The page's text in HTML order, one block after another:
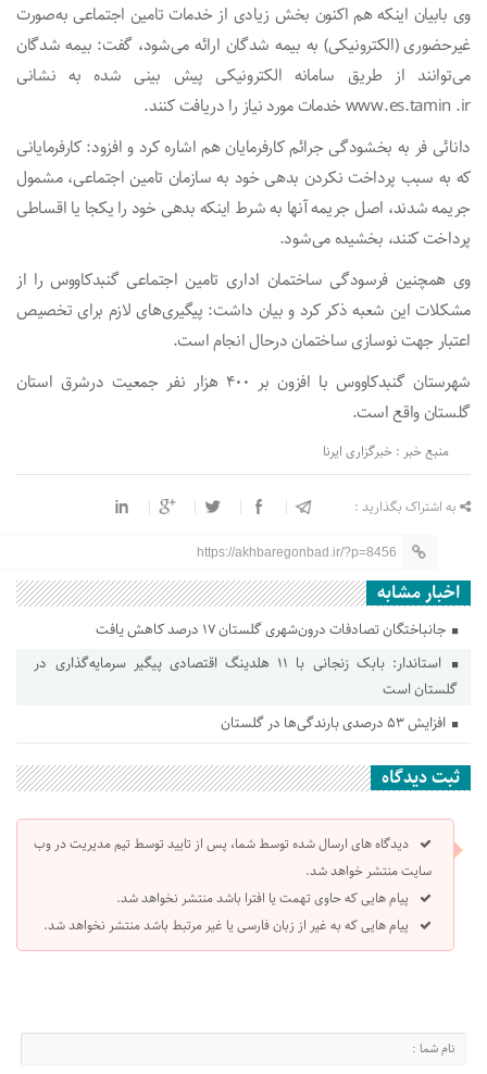
وی بابیان اینکه هم اکنون بخش زیادی از خدمات تامین اجتماعی به‌صورت
غیرحضوری (الکترونیکی) به بیمه شدگان ارائه می‌شود، گفت: بیمه شدگان
می‌توانند از طریق سامانه الکترونیکی پیش بینی شده به نشانی
www.es.tamin .ir خدمات مورد نیاز را دریافت کنند.
دانائی فر به بخشودگی جرائم کارفرمایان هم اشاره کرد و افزود: کارفرمایانی
که به سبب پرداخت نکردن بدهی خود به سازمان تامین اجتماعی، مشمول
جریمه شدند، اصل جریمه آنها به شرط اینکه بدهی خود را یکجا یا اقساطی
پرداخت کنند، بخشیده می‌شود.
وی همچنین فرسودگی ساختمان اداری تامین اجتماعی گنبدکاووس را از
مشکلات این شعبه ذکر کرد و بیان داشت: پیگیری‌های لازم برای تخصیص
اعتبار جهت نوسازی ساختمان درحال انجام است.
شهرستان گنبدکاووس با افزون بر ۴۰۰ هزار نفر جمعیت درشرق استان
گلستان واقع است.
منبع خبر : خبرگزاری ایرنا
به اشتراک بگذارید :
https://akhbaregonbad.ir/?p=8456
اخبار مشابه
جانباختگان تصادفات درون‌شهری گلستان ۱۷ درصد کاهش یافت
استاندار: بابک زنجانی با ۱۱ هلدینگ اقتصادی پیگیر سرمایه‌گذاری در
گلستان است
افزایش ۵۳ درصدی بارندگی‌ها در گلستان
ثبت دیدگاه
دیدگاه های ارسال شده توسط شما، پس از تایید توسط تیم مدیریت در وب
سایت منتشر خواهد شد.
پیام هایی که حاوی تهمت یا افترا باشد منتشر نخواهد شد.
پیام هایی که به غیر از زبان فارسی یا غیر مرتبط باشد منتشر نخواهد شد.